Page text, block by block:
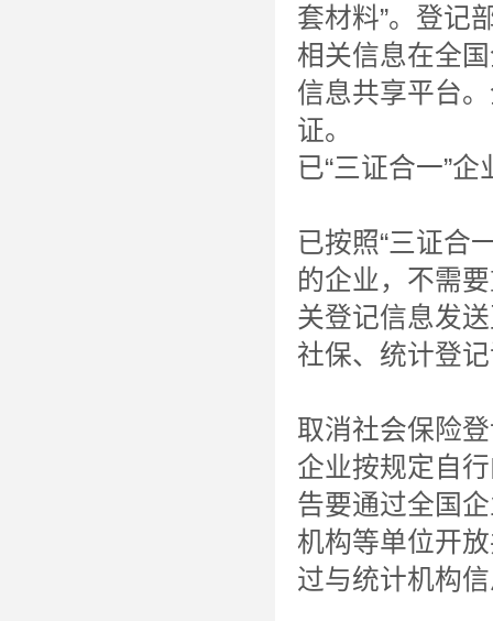
套材料”。登记
相关信息在全
信息共享平台
证。
已“三证合一”
已按照“三证合
的企业，不需
关登记信息发
社保、统计登
取消社会保险
企业按规定自
告要通过全国
机构等单位开
过与统计机构